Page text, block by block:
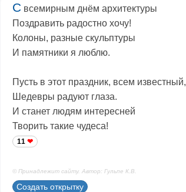
Свсемирным днём архитектуры
Поздравить радостно хочу!
Колоны, разные скульптуры
И памятники я люблю.
Пусть в этот праздник, всем известный,
Шедевры радуют глаза.
И станет людям интересней
Творить такие чудеса!
11
© Принадлежит сайту. Автор: Гульпе К.В.
Создать открытку